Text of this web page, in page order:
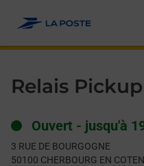
Relais Pickup
Ouvert - jusqu'à
3 RUE DE BOURGOGNE
50100 CHERBOURG EN